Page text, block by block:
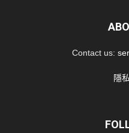
Contact us:
隱